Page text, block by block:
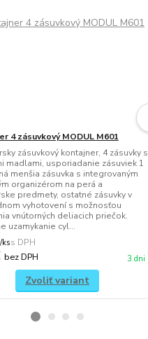
4 zásuvkový MODUL M601
zásuvkový kontajner, 4 zásuvky s
madlami, usporiadanie zásuviek 1
menšia zásuvka s integrovaným
organizérom na perá a
predmety, ostatné zásuvky v
vyhotovení s možnosťou
vnútorných deliacich priečok.
uzamykanie cyl...
/ks
bez DPH 3 dni
Zvoliť variant